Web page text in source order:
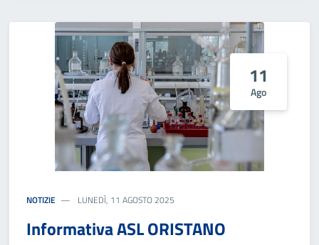
11
Ago
NOTIZIE LUNEDÌ, 11 AGOSTO 2025
Informativa ASL ORISTANO